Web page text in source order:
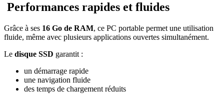
Performances rapides et fluides
Grâce à ses 16 Go de RAM, ce PC portable permet une utilisation
fluide, même avec plusieurs applications ouvertes simultanément.
Le disque SSD garantit :
un démarrage rapide
une navigation fluide
des temps de chargement réduits